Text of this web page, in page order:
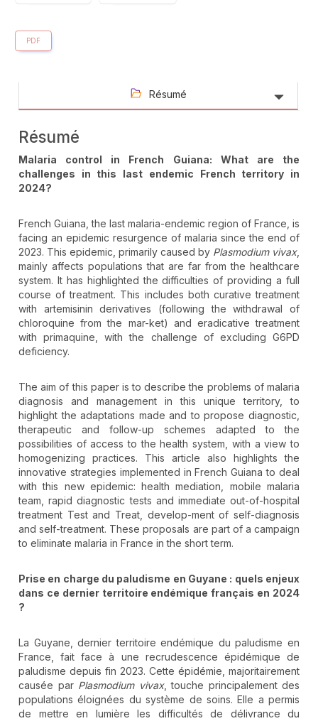
PDF
Résumé
Résumé
Malaria control in French Guiana: What are the
challenges in this last endemic French territory in
2024?
French Guiana, the last malaria-endemic region of France, is
facing an epidemic resurgence of malaria since the end of
2023. This epidemic, primarily caused by Plasmodium vivax,
mainly affects populations that are far from the healthcare
system. It has highlighted the difficulties of providing a full
course of treatment. This includes both curative treatment
with artemisinin derivatives (following the withdrawal of
chloroquine from the mar-ket) and eradicative treatment
with primaquine, with the challenge of excluding G6PD
deficiency.
The aim of this paper is to describe the problems of malaria
diagnosis and management in this unique territory, to
highlight the adaptations made and to propose diagnostic,
therapeutic and follow-up schemes adapted to the
possibilities of access to the health system, with a view to
homogenizing practices. This article also highlights the
innovative strategies implemented in French Guiana to deal
with this new epidemic: health mediation, mobile malaria
team, rapid diagnostic tests and immediate out-of-hospital
treatment Test and Treat, develop-ment of self-diagnosis
and self-treatment. These proposals are part of a campaign
to eliminate malaria in France in the short term.
Prise en charge du paludisme en Guyane : quels enjeux
dans ce dernier territoire endémique français en 2024
?
La Guyane, dernier territoire endémique du paludisme en
France, fait face à une recrudescence épidémique de
paludisme depuis fin 2023. Cette épidémie, majoritairement
causée par Plasmodium vivax, touche principalement des
populations éloignées du système de soins. Elle a permis
de mettre en lumière les difficultés de délivrance du